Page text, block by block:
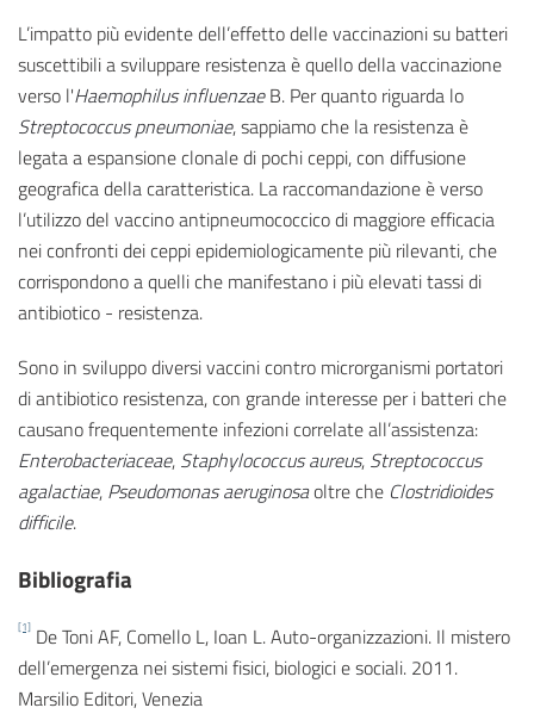
L’impatto più evidente dell’effetto delle vaccinazioni su batteri
suscettibili a sviluppare resistenza è quello della vaccinazione
verso l'Haemophilus influenzaeB. Per quanto riguarda lo
Streptococcus pneumoniae, sappiamo che la resistenza è
legata a espansione clonale di pochi ceppi, con diffusione
geografica della caratteristica. La raccomandazione è verso
l’utilizzo del vaccino antipneumococcico di maggiore efficacia
nei confronti dei ceppi epidemiologicamente più rilevanti, che
corrispondono a quelli che manifestano i più elevati tassi di
antibiotico - resistenza.
Sono in sviluppo diversi vaccini contro microrganismi portatori
di antibiotico resistenza, con grande interesse per i batteri che
causano frequentemente infezioni correlate all’assistenza:
Enterobacteriaceae, Staphylococcus aureus, Streptococcus
agalactiae, Pseudomonas aeruginosaoltre che Clostridioides
difficile.
Bibliografia
[1] De Toni AF, Comello L, Ioan L. Auto-organizzazioni. Il mistero
dell’emergenza nei sistemi fisici, biologici e sociali. 2011.
Marsilio Editori, Venezia